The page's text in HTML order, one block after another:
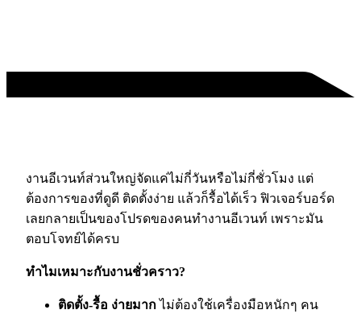
งานอีเวนท์ส่วนใหญ่จัดแค่ไม่กี่วันหรือไม่กี่ชั่วโมง แต่
ต้องการของที่ดูดี ติดตั้งง่าย แล้วก็รื้อได้เร็ว ฟิวเจอร์บอร์ด
เลยกลายเป็นของโปรดของคนทำงานอีเวนท์ เพราะมัน
ตอบโจทย์ได้ครบ
ทำไมเหมาะกับงานชั่วคราว?
ติดตั้ง-รื้อ ง่ายมากไม่ต้องใช้เครื่องมือหนักๆ คน